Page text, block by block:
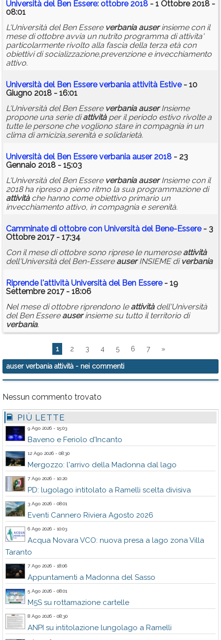
Università del Ben Essere: ottobre 2018 - 1 Ottobre 2018 -
08:01
L'Università del Ben Essere verbania auserinsieme con il
mese di ottobre avvia un nutrito programma di attivita'
particolarmente rivolto alla fascia della terza età con
obiettivi di socializzazione,prevenzione e invecchiamento
attivo.
Università del Ben Essereverbania attività Estive- 10
Giugno 2018 - 16:01
L'Università del Ben Essere verbania auserInsieme
propone una serie diattivitàper il periodo estivo rivolte a
tutte le persone che vogliono stare in compagnia in un
clima di amicizia,serenità e solidarietà.
Università del Ben Essereverbania auser2018 - 23
Gennaio 2018 - 15:03
L'Università del Ben Essere verbania auserInsieme con il
2018 ha ripreso a pieno ritmo la sua programmazione di
attivitàche hanno come obiettivo primario un
invecchiamento attivo, in compagnia e serenità.
Camminate di ottobre con Università del Bene-Essere- 3
Ottobre 2017 - 17:34
Con il mese di ottobre sono riprese le numerose attività
dell'Università del Ben-Essere auserINSIEME di verbania
Riprende l'attività Università del Ben Essere- 19
Settembre 2017 - 18:06
Nel mese di ottobre riprendono le attivitàdell'Università
del Ben Essere auserinsieme su tutto il territorio di
verbania.
1 2 3 4 5 6 7 »
auser verbania attività - nei commenti
Nessun commento trovato
PIÙ LETTE
9 Ago 2026 - 15:03
Baveno e Feriolo d'Incanto
12 Ago 2026 - 08:30
Mergozzo: l'arrivo della Madonna dal lago
7 Ago 2026 - 10:20
PD: lugolago intitolato a Ramelli scelta divisiva
3 Ago 2026 - 08:01
Eventi Cannero Riviera Agosto 2026
6 Ago 2026 - 10:03
Acqua Novara VCO: nuova presa a lago zona Villa
Taranto
7 Ago 2026 - 18:06
Appuntamenti a Madonna del Sasso
5 Ago 2026 - 08:01
M5S su rottamazione cartelle
8 Ago 2026 - 08:30
ANPI su intitolazione lungolago a Ramelli